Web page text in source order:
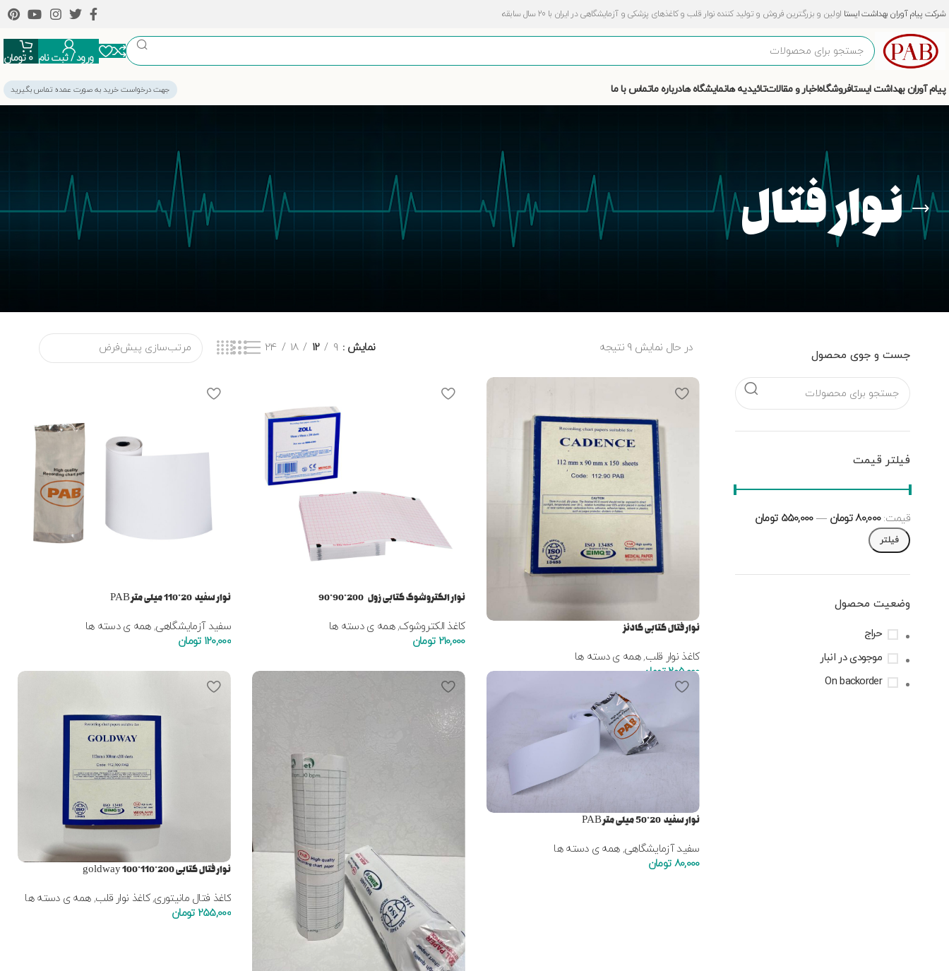
شرکت پیام آوران بهداشت ایستا اولین و بزرگترین فروش و تولید کننده نوار قلب و کاغذهای پزشکی و آزمایشگاهی در ایران با 20 سال سابقه
ورود / ثبت نام 0 تومان
پیام آوران بهداشت ایستافروشگاهاخبار و مقالاتتائیدیه هانمایشگاه هادرباره ماتماس با ما جهت درخواست خرید به صورت عمده تماس بگیرید
نوار فتال
جست و جوی محصول
فیلتر قیمت
فیلتر
قیمت:80,000 تومان —550,000 تومان
وضعیت محصول
حراج
موجودی در انبار
On backorder
در حال نمایش 9 نتیجه نمایش 9
12
18
24
نوار فتال کتابی کادنز
کاغذ نوار قلب,همه ی دسته ها
205,000 تومان
نوار الکتروشوک کتابی زول 200*90*90
کاغذ الکتروشوک,همه ی دسته ها
210,000 تومان
نوار سفید 20*110 میلی متر PAB
سفید آزمایشگاهی,همه ی دسته ها
120,000 تومان
نوار سفید 20*50 میلی متر PAB
سفید آزمایشگاهی,همه ی دسته ها
80,000 تومان نوار فتال کتابی goldway 100*110*200
کاغذ فتال مانیتوری,کاغذ نوار قلب,همه ی دسته ها
255,000 تومان